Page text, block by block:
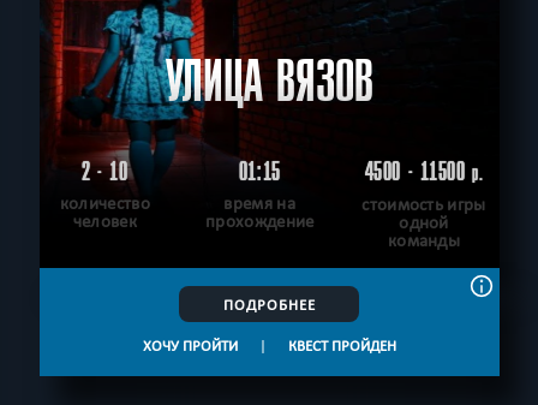
УЛИЦА ВЯЗОВ
2 - 10
количество
человек
01:15
время на
прохождение
4500 - 11500р.
стоимость игры
одной
команды
ПОДРОБНЕЕ
ХОЧУ ПРОЙТИ | КВЕСТ ПРОЙДЕН